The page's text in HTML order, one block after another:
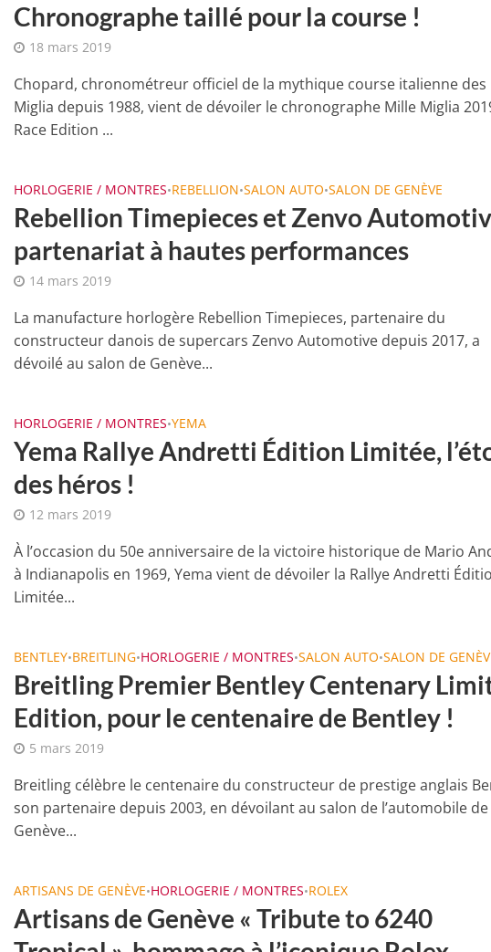
Chronographe taillé pour la course !
18 mars 2019
Chopard, chronométreur officiel de la mythique course italienne des
Miglia depuis 1988, vient de dévoiler le chronographe Mille Miglia
Race Edition ...
HORLOGERIE / MONTRES•REBELLION•SALON AUTO•SALON DE GENÈVE
Rebellion Timepieces et Zenvo
partenariat à hautes performances
14 mars 2019
La manufacture horlogère Rebellion Timepieces, partenaire du
constructeur danois de supercars Zenvo Automotive depuis 2017, a
dévoilé au salon de Genève...
HORLOGERIE / MONTRES•YEMA
Yema Rallye Andretti Édition Limitée,
des héros !
12 mars 2019
À l’occasion du 50e anniversaire de la victoire historique de Mario
à Indianapolis en 1969, Yema vient de dévoiler la Rallye Andretti
Limitée...
BENTLEY•BREITLING•HORLOGERIE / MONTRES•SALON AUTO•SALON DE
Breitling Premier Bentley Centenary
Edition, pour le centenaire de Bentley !
5 mars 2019
Breitling célèbre le centenaire du constructeur de prestige anglais
son partenaire depuis 2003, en dévoilant au salon de l’automobile de
Genève...
ARTISANS DE GENÈVE•HORLOGERIE / MONTRES•ROLEX
Artisans de Genève « Tribute to 6240